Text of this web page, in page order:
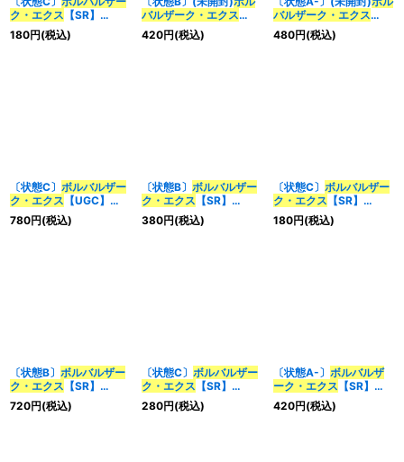
ク・エクス 【SR】
{P23/Y15}《多》
180円(税込)
バルザーク・エクス
【SR】{ART065/5}
《多》
420円(税込)
バルザーク・エクス
【SR】{ART065/5}
《多》
480円(税込)
〔状態C〕 ボルバルザー
ク・エクス 【UGC】
{RP10G3/G7}《多》
780円(税込)
〔状態B〕 ボルバルザー
ク・エクス 【SR】
{DMX04S5/S5}《多》
380円(税込)
〔状態C〕 ボルバルザー
ク・エクス 【SR】
{DMX04S5/S5}《多》
180円(税込)
〔状態B〕 ボルバルザー
ク・エクス 【SR】
{ART234/5}《多》
720円(税込)
〔状態C〕 ボルバルザー
ク・エクス 【SR】
{ART065/5}《多》
280円(税込)
〔状態A-〕 ボルバルザ
ーク・エクス 【SR】
{22BD36/14}《多》
420円(税込)